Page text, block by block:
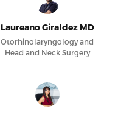
Laureano Giraldez MD
Otorhinolaryngology and
Head and Neck Surgery